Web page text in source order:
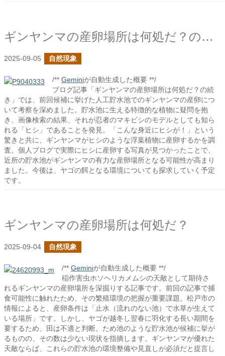
ギンヤンマの産卵場所は何処だ？の続き
2025-09-05 自然現象
/** Geminiが自動生成した概要 **/
ブログ記事「ギンヤンマの産卵場所は何処だ？の続
き」では、前回候補に挙げた人工貯水池でのギンヤンマの産卵につ
いて考察を深めました。貯水池に生える特徴的な植物に疑問を抱
き、画像検索の結果、それが忍者のマキビシのモデルとしても知ら
れる「ヒシ」であることを発見。「こんな身近にヒシが！」という
驚きと共に、ギンヤンマがヒシのような浮葉植物に産卵するかを調
査。個人ブログで実際にヒシに産卵する写真が見つかったことで、
近所の貯水池がギンヤンマの有力な産卵場所となる可能性が高まり
ました。今後は、ヤゴの餌となる環境についても探求していく予定
です。
ギンヤンマの産卵場所は何処だ？
2025-09-04 自然現象
/** Geminiが自動生成した概要 **/
稲作害虫ホソヘリカメムシの天敵として期待さ
れるギンヤンマの産卵場所を深掘りする記事です。前回の記事で捕
食可能性に触れたため、その繁殖環境の把握が重要課題。松戸市の
情報によると、産卵条件は「止水（流れのない池）で水草が生えて
いる場所」です。しかし、ヤゴが越冬し翌春に羽化する長い期間を
要するため、田は不適と判断。ため池のような貯水池が候補に挙が
るものの、その数は少ない現状を指摘します。ギンヤンマが優れた
天敵ならば、これらの貯水池の環境整備や見直しが必須だと提言し